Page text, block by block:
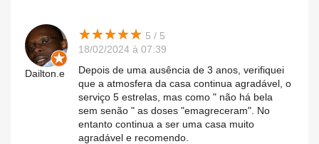
Dailton.e
★★★★★
★★★★★ 5 / 5
18/02/2024 à 07:39
Depois de uma ausência de 3 anos, verifiquei
que a atmosfera da casa continua agradável, o
serviço 5 estrelas, mas como " não há bela
sem senão " as doses "emagreceram". No
entanto continua a ser uma casa muito
agradável e recomendo.